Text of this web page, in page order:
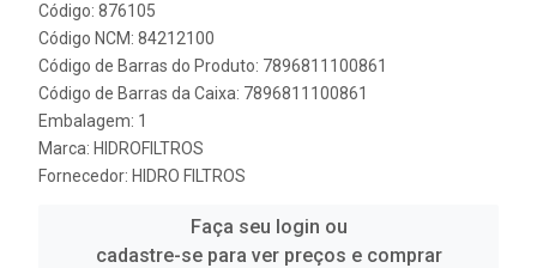
Código: 876105
Código NCM: 84212100
Código de Barras do Produto: 7896811100861
Código de Barras da Caixa: 7896811100861
Embalagem: 1
Marca: HIDROFILTROS
Fornecedor: HIDRO FILTROS
Faça seu login ou
cadastre-se para ver preços e comprar